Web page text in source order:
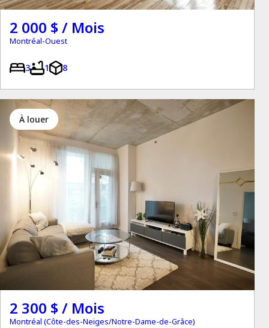
2 000 $ / Mois
Montréal-Ouest
3 1 8
à louer
2 300 $ / Mois
Montréal (Côte-des-Neiges/Notre-Dame-de-Grâce)